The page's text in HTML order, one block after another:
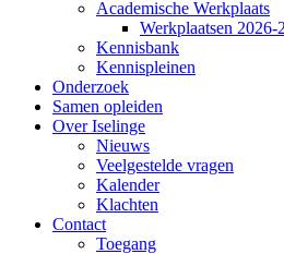
Academische Werkplaats
Werkplaatsen 2026-
Kennisbank
Kennispleinen
Onderzoek
Samen opleiden
Over Iselinge
Nieuws
Veelgestelde vragen
Kalender
Klachten
Contact
Toegang